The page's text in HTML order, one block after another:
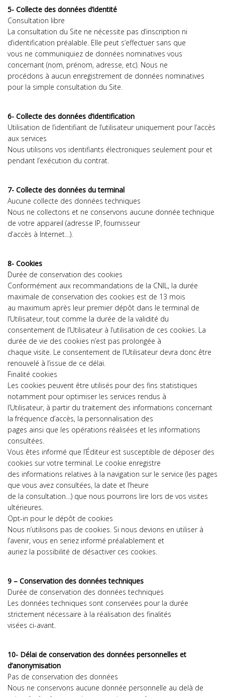
5- Collecte des données d’identité
Consultation libre
La consultation du Site ne nécessite pas d’inscription ni
d’identification préalable. Elle peut s’effectuer sans que
vous ne communiquiez de données nominatives vous
concernant (nom, prénom, adresse, etc). Nous ne
procédons à aucun enregistrement de données nominatives
pour la simple consultation du Site.
6- Collecte des données d’identification
Utilisation de l’identifiant de l’utilisateur uniquement pour l’accès
aux services
Nous utilisons vos identifiants électroniques seulement pour et
pendant l’exécution du contrat.
7- Collecte des données du terminal
Aucune collecte des données techniques
Nous ne collectons et ne conservons aucune donnée technique
de votre appareil (adresse IP, fournisseur
d’accès à Internet…).
8- Cookies
Durée de conservation des cookies
Conformément aux recommandations de la CNIL, la durée
maximale de conservation des cookies est de 13 mois
au maximum après leur premier dépôt dans le terminal de
l’Utilisateur, tout comme la durée de la validité du
consentement de l’Utilisateur à l’utilisation de ces cookies. La
durée de vie des cookies n’est pas prolongée à
chaque visite. Le consentement de l’Utilisateur devra donc être
renouvelé à l’issue de ce délai.
Finalité cookies
Les cookies peuvent être utilisés pour des fins statistiques
notamment pour optimiser les services rendus à
l’Utilisateur, à partir du traitement des informations concernant
la fréquence d’accès, la personnalisation des
pages ainsi que les opérations réalisées et les informations
consultées.
Vous êtes informé que l’Éditeur est susceptible de déposer des
cookies sur votre terminal. Le cookie enregistre
des informations relatives à la navigation sur le service (les pages
que vous avez consultées, la date et l’heure
de la consultation…) que nous pourrons lire lors de vos visites
ultérieures.
Opt-in pour le dépôt de cookies
Nous n’utilisons pas de cookies. Si nous devions en utiliser à
l’avenir, vous en seriez informé préalablement et
auriez la possibilité de désactiver ces cookies.
9 – Conservation des données techniques
Durée de conservation des données techniques
Les données techniques sont conservées pour la durée
strictement nécessaire à la réalisation des finalités
visées ci-avant.
10- Délai de conservation des données personnelles et
d’anonymisation
Pas de conservation des données
Nous ne conservons aucune donnée personnelle au delà de